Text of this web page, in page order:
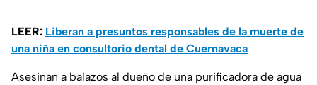
LEER: Liberan a presuntos responsables de la muerte de
una niña en consultorio dental de Cuernavaca
Asesinan a balazos al dueño de una purificadora de agua